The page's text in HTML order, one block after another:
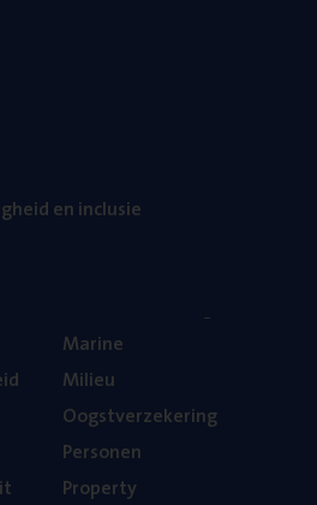
en inclusie
Mari­ne
Mili­eu
Oogst­ver­ze­ke­ring
Per­so­nen
Pro­per­ty